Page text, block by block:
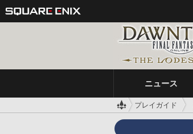
ニュース
プレイガイド